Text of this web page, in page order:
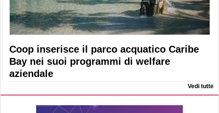
Coop inserisce il parco acquatico Caribe
Bay nei suoi programmi di welfare
aziendale
Vedi tutte